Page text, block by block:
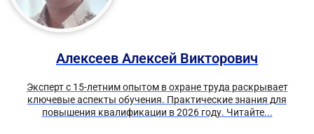
Алексеев Алексей Викторович
Эксперт с 15-летним опытом в охране труда раскрывает
ключевые аспекты обучения. Практические знания для
повышения квалификации в 2026 году. Читайте...